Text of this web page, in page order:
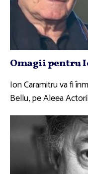
Omagii pentru
Ion Caramitru va fi
Bellu, pe Aleea